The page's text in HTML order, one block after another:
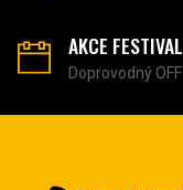
AKCE
Doprovodný